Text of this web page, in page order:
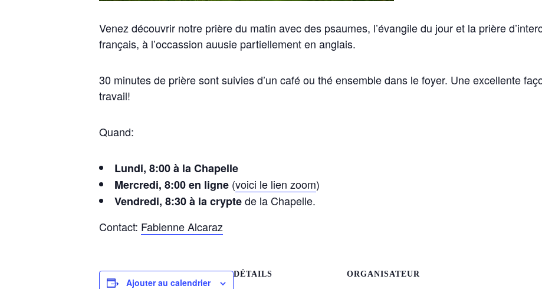
Venez découvrir notre prière du matin avec des psaumes, l’évangile du jour et la prière
français, à l’occassion auusie partiellement en anglais.
30 minutes de prière sont suivies d’un café ou thé ensemble dans le foyer. Une excellente
travail!
Quand:
Lundi, 8:00 à la Chapelle
Mercredi, 8:00 en ligne (voici le lien zoom)
Vendredi, 8:30 à la cryptede la Chapelle.
Contact: Fabienne Alcaraz
Ajouter au calendrier
DÉTAILS ORGANISATEUR